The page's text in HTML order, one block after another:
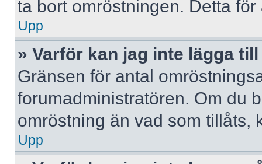
ta bort omröstningen. Detta
Upp
» Varför kan jag inte lägga
Gränsen för antal
forumadministratören. Om du
omröstning än vad som tillåts,
Upp